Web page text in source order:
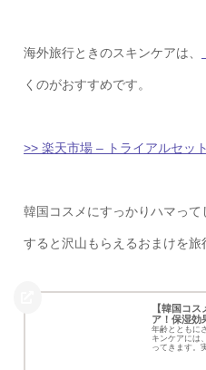
海外旅行ときのスキンケアは、
くのがおすすめです。
>> 楽天市場 – トライアルセット
韓国コスメにすっかりハマっ
すると沢山もらえるおまけを旅
【韓国コ
ア！保湿効
年齢とともに
キンケアには
ってきます。